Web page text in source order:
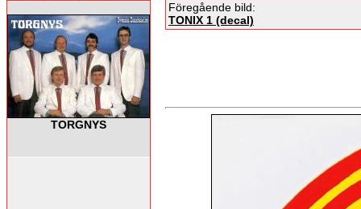
TORGNYS
Föregående bild:
TONIX 1 (decal)